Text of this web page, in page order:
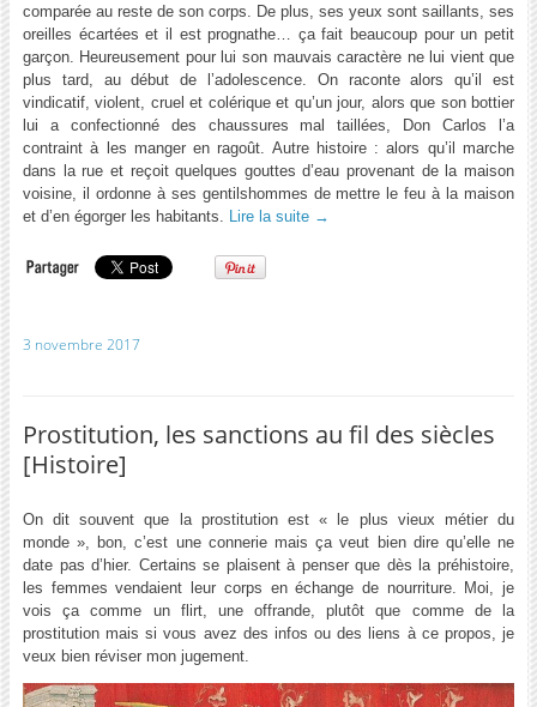
comparée au reste de son corps. De plus, ses yeux sont saillants, ses
oreilles écartées et il est prognathe… ça fait beaucoup pour un petit
garçon. Heureusement pour lui son mauvais caractère ne lui vient que
plus tard, au début de l’adolescence. On raconte alors qu’il est
vindicatif, violent, cruel et colérique et qu’un jour, alors que son bottier
lui a confectionné des chaussures mal taillées, Don Carlos l’a
contraint à les manger en ragoût. Autre histoire : alors qu’il marche
dans la rue et reçoit quelques gouttes d’eau provenant de la maison
voisine, il ordonne à ses gentilshommes de mettre le feu à la maison
et d’en égorger les habitants.
Lire la suite →
3 novembre 2017
Prostitution, les sanctions au fil des siècles
[Histoire]
On dit souvent que la prostitution est « le plus vieux métier du
monde », bon, c’est une connerie mais ça veut bien dire qu’elle ne
date pas d’hier. Certains se plaisent à penser que dès la préhistoire,
les femmes vendaient leur corps en échange de nourriture. Moi, je
vois ça comme un flirt, une offrande, plutôt que comme de la
prostitution mais si vous avez des infos ou des liens à ce propos, je
veux bien réviser mon jugement.